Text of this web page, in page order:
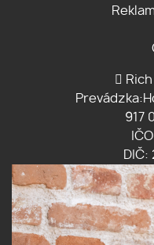
917
DIČ: